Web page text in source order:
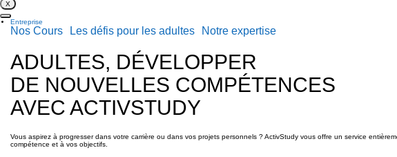
X
Entreprise
Nos Cours Les défis pour les adultes Notre expertise
ADULTES, DÉVELOPPER
DE NOUVELLES COMPÉTENCES
AVEC ACTIVSTUDY
Vous aspirez à progresser dans votre carrière ou dans vos projets personnels ? ActivStudy vous offre un service
compétence et à vos objectifs.